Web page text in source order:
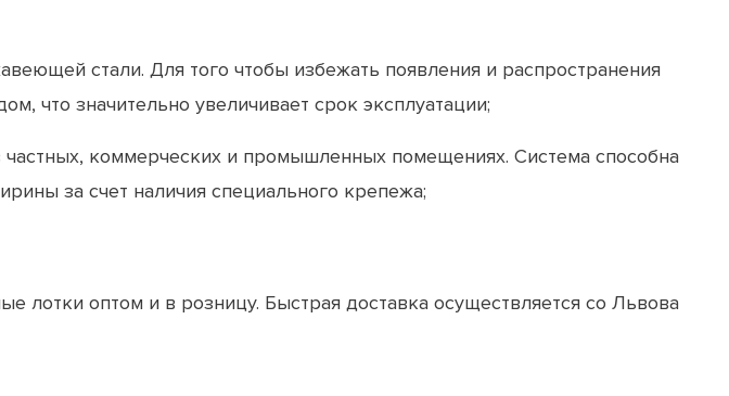
стали. Для того чтобы избежать появления и распространения
что значительно увеличивает срок эксплуатации;
коммерческих и промышленных помещениях. Система способна
за счет наличия специального крепежа;
лотки оптом и в розницу. Быстрая доставка осуществляется со Львова